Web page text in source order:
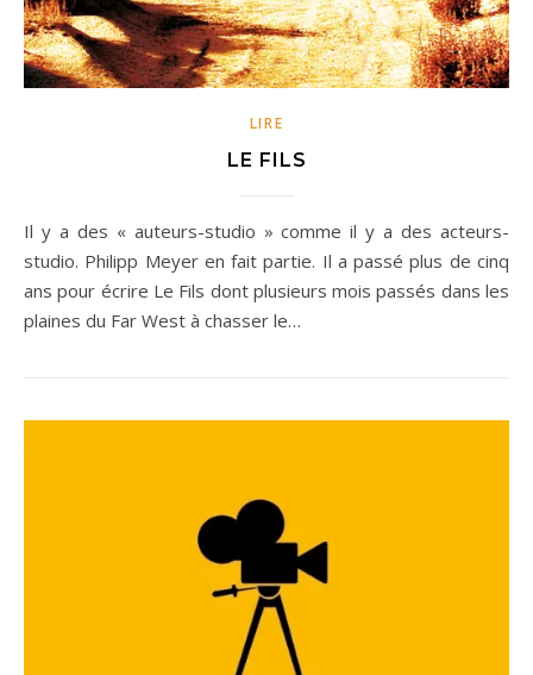
LIRE
LE FILS
Il y a des « auteurs-studio » comme il y a des acteurs-
studio. Philipp Meyer en fait partie. Il a passé plus de cinq
ans pour écrire Le Fils dont plusieurs mois passés dans les
plaines du Far West à chasser le…